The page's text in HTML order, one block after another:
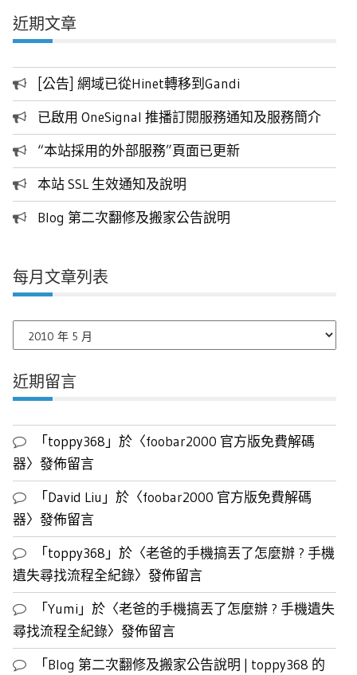
近期文章
[公告] 網域已從Hinet轉移到Gandi
已啟用 OneSignal 推播訂閱服務通知及服務簡介
“本站採用的外部服務”頁面已更新
本站 SSL 生效通知及說明
Blog 第二次翻修及搬家公告說明
每月文章列表
月
章
列
近期留言
「toppy368 」於〈foobar2000 官方版免費解碼
器〉發佈留言
「David Liu 」於〈foobar2000 官方版免費解碼
器〉發佈留言
「toppy368 」於〈老爸的手機搞丟了怎麼辦 ? 手機
遺失尋找流程全紀錄〉發佈留言
「Yumi 」於〈老爸的手機搞丟了怎麼辦 ? 手機遺失
尋找流程全紀錄〉發佈留言
「Blog 第二次翻修及搬家公告說明 | toppy368 的